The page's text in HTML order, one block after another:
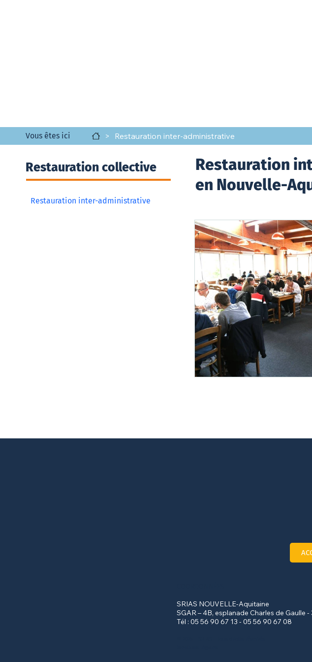
Vous êtes ici > Restauration inter-administrative
Restauration collective
Restauration inter-administrative
Restauration
en Nouvelle-
SRIAS NOUVELLE-Aquitaine
SGAR – 4B, esplanade Charles de Gaulle
Tél : 05 56 90 67 13 - 05 56 90 67 08